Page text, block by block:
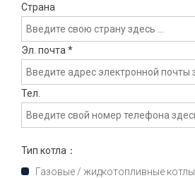
Страна
Эл. почта *
Тел.
Тип котла：
Газовые / жидкотопливные котлы